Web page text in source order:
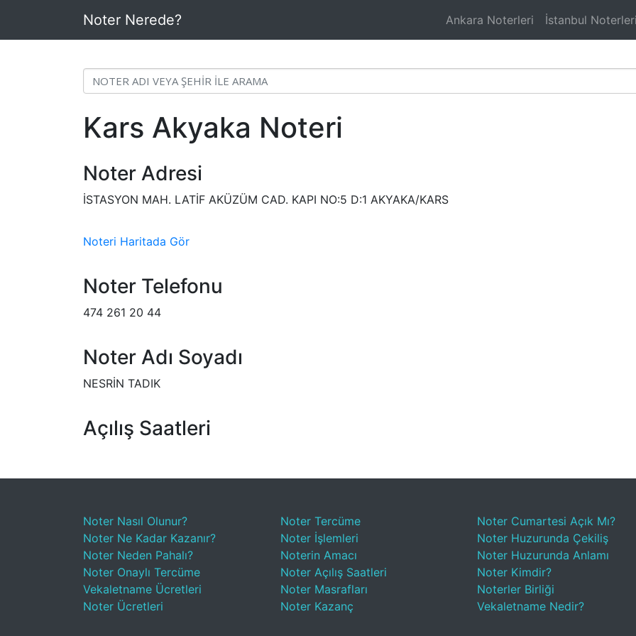
Noter Nerede? Ankara Noterleri İstanbul Noterleri
Kars Akyaka Noteri
Noter Adresi
İSTASYON MAH. LATİF AKÜZÜM CAD. KAPI NO:5 D:1 AKYAKA/KARS
Noteri Haritada Gör
Noter Telefonu
474 261 20 44
Noter Adı Soyadı
NESRİN TADIK
Açılış Saatleri
Noter Nasıl Olunur?
Noter Ne Kadar Kazanır?
Noter Neden Pahalı?
Noter Onaylı Tercüme
Vekaletname Ücretleri
Noter Ücretleri
Noter Tercüme
Noter İşlemleri
Noterin Amacı
Noter Açılış Saatleri
Noter Masrafları
Noter Kazanç
Noter Cumartesi Açık Mı?
Noter Huzurunda Çekiliş
Noter Huzurunda Anlamı
Noter Kimdir?
Noterler Birliği
Vekaletname Nedir?